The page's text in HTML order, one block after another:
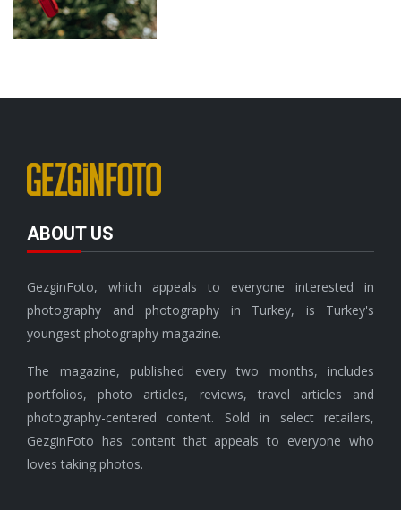
ABOUT US
GezginFoto, which appeals to everyone interested in
photography and photography in Turkey, is Turkey's
youngest photography magazine.
The magazine, published every two months, includes
portfolios, photo articles, reviews, travel articles and
photography-centered content. Sold in select retailers,
GezginFoto has content that appeals to everyone who
loves taking photos.